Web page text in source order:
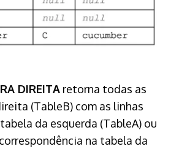
DIREITA retorna todas as
(TableB) com as linhas
da esquerda (TableA) ou
na tabela da